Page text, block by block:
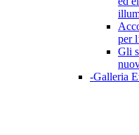
per
Gli
-Galleria